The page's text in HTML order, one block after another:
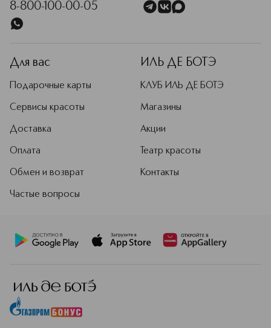
8-800-100-00-05
Для вас
Подарочные карты
Сервисы красоты
Доставка
Оплата
Обмен и возврат
Частые вопросы
ИЛЬ ДЕ БОТЭ
КЛУБ ИЛЬ ДЕ БОТЭ
Магазины
Акции
Театр красоты
Контакты